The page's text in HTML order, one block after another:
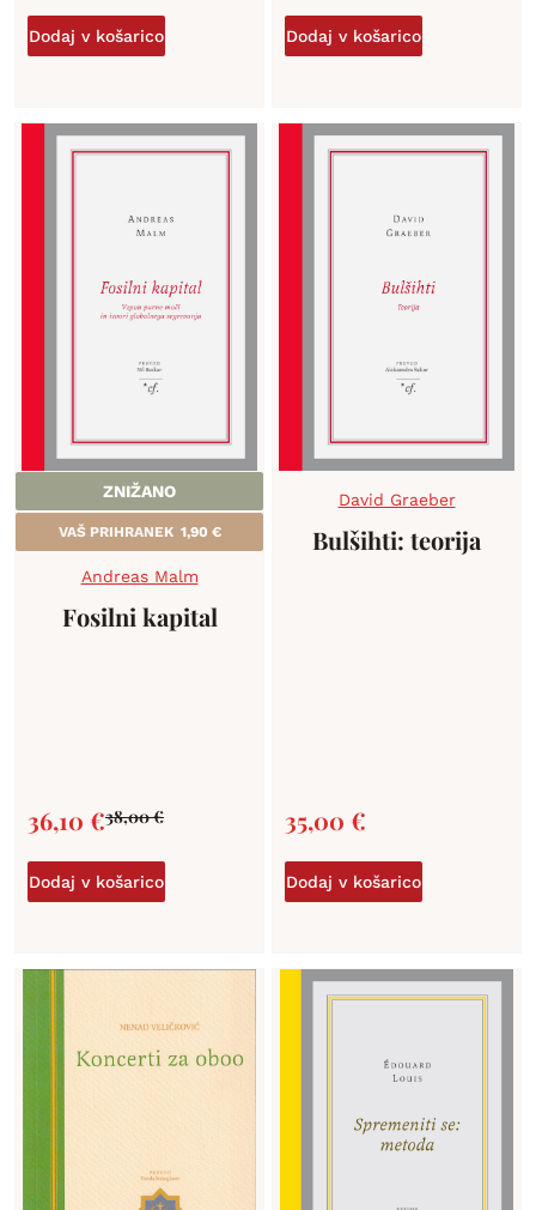
Dodaj v košarico Dodaj v košarico
ZNIŽANO
VAŠ PRIHRANEK 1,90 €
Andreas Malm
Fosilni kapital
38,00€
36,10 €
Dodaj v košarico
David Graeber
Bulšihti: teorija
35,00 €
Dodaj v košarico